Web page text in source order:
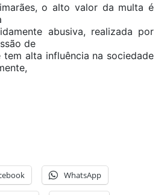
o alto valor da multa é
abusiva, realizada por
de
alta influência na sociedade
WhatsApp